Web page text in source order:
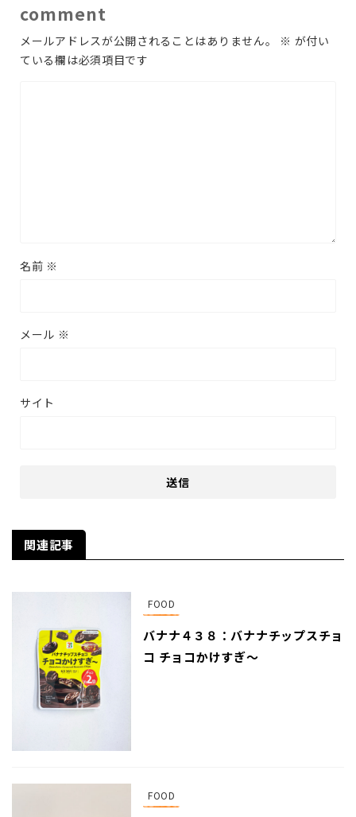
comment
メールアドレスが公開されることはありません。 ※ が付い
ている欄は必須項目です
名前 ※
メール ※
サイト
関連記事
FOOD
バナナ４３８：バナナチップスチョ
コ チョコかけすぎ〜
FOOD